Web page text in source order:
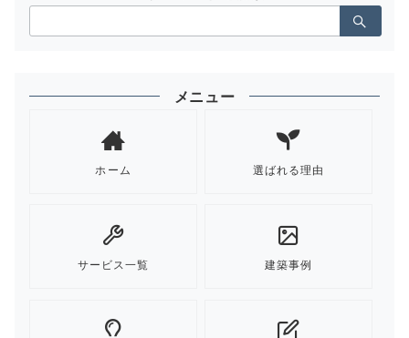
索：
メニュー
ホーム 選ばれる理由
サービス一覧 建築事例